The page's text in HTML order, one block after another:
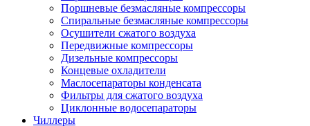
Поршневые безмасляные компрессоры
Спиральные безмасляные компрессоры
Осушители сжатого воздуха
Передвижные компрессоры
Дизельные компрессоры
Концевые охладители
Маслосепараторы конденсата
Фильтры для сжатого воздуха
Циклонные водосепараторы
Чиллеры